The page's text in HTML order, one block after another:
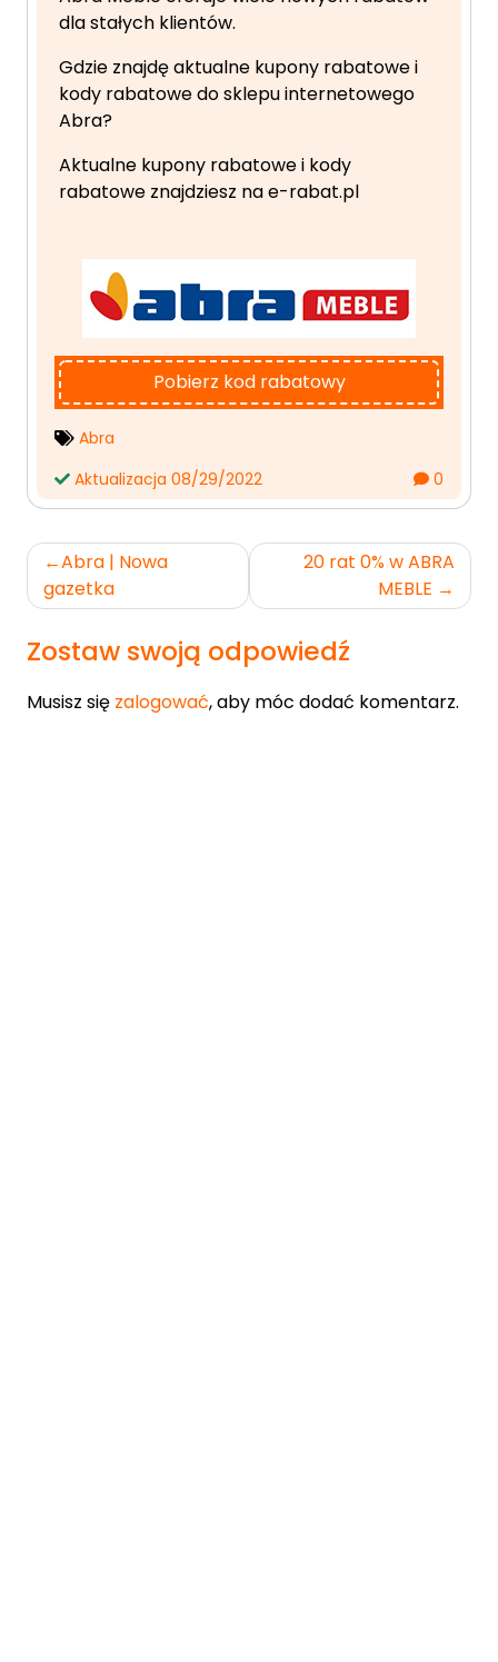
dla stałych klientów.
Gdzie znajdę aktualne kupony rabatowe i
kody rabatowe do sklepu internetowego
Abra?
Aktualne kupony rabatowe i kody
rabatowe znajdziesz na e-rabat.pl
Pobierz kod rabatowy
Abra
Aktualizacja 08/29/2022
0
Nawigacja
wpisu
Abra | Nowa
gazetka
20 rat 0% w ABRA
MEBLE
Zostaw swoją odpowiedź
Musisz się zalogować, aby móc dodać komentarz.